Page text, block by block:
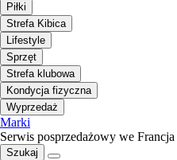
Piłki
Strefa Kibica
Lifestyle
Sprzęt
Strefa klubowa
Kondycja fizyczna
Wyprzedaż
Marki
Serwis posprzedażowy we Francja
Szukaj